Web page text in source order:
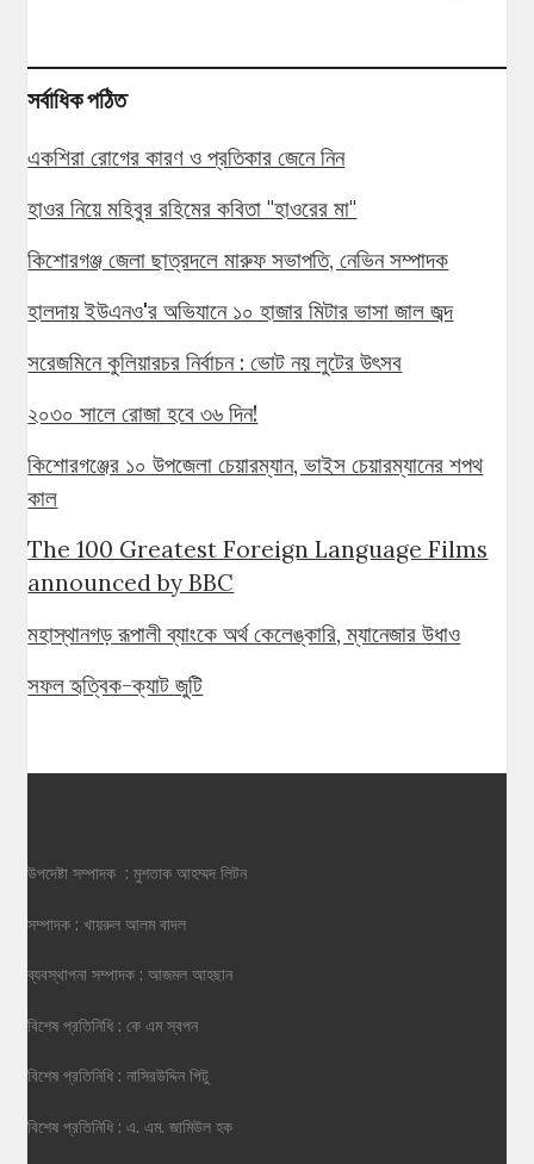
সর্বাধিক পঠিত
একশিরা রোগের কারণ ও প্রতিকার জেনে নিন
হাওর নিয়ে মহিবুর রহিমের কবিতা "হাওরের মা"
কিশোরগঞ্জ জেলা ছাত্রদলে মারুফ সভাপতি, নেভিন সম্পাদক
হালদায় ইউএনও'র অভিযানে ১০ হাজার মিটার ভাসা জাল জব্দ
সরেজমিনে কুলিয়ারচর নির্বাচন : ভোট নয় লুটের উৎসব
২০৩০ সালে রোজা হবে ৩৬ দিন!
কিশোরগঞ্জের ১০ উপজেলা চেয়ারম্যান, ভাইস চেয়ারম্যানের শপথ
কাল
The 100 Greatest Foreign Language Films
announced by BBC
মহাস্থানগড় রূপালী ব্যাংকে অর্থ কেলেঙ্কারি, ম্যানেজার উধাও
সফল হৃত্বিক-ক্যাট জুটি
উপদেষ্টা সম্পাদক : মুশতাক আহম্মদ লিটন
সম্পাদক : খায়রুল আলম বাদল
ব্যবস্থাপনা সম্পাদক : আজমল আহছান
বিশেষ প্রতিনিধি : কে এম স্বপন
বিশেষ প্রতিনিধি : নাসিরউদ্দিন পিটু
বিশেষ প্রতিনিধি : এ. এম. জামিউল হক